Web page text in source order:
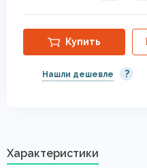
Купить
Нашли дешевле ?
Характеристики